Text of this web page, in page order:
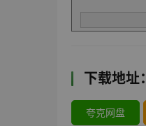
下载地址：
夸克网盘